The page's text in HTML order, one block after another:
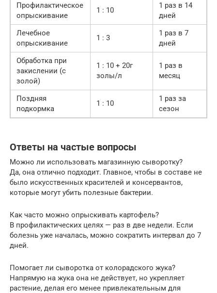
Профилактическое
опрыскивание
1 : 10
1 раз в 14
дней
Лечебное
опрыскивание
1 : 3
1 раз в 7
дней
Обработка при
закислении (с
золой)
1 : 10 + 20г
золы/л
1 раз в
месяц
Поздняя
подкормка
1 : 10
1 раз за
сезон
Ответы на частые вопросы
Можно ли использовать магазинную сыворотку?
Да, она отлично подходит. Главное, чтобы в составе не
было искусственных красителей и консервантов,
которые могут убить полезные бактерии.
Как часто можно опрыскивать картофель?
В профилактических целях — раз в две недели. Если
болезнь уже началась, можно сократить интервал до 7
дней.
Помогает ли сыворотка от колорадского жука?
Напрямую на жука она не действует, но укрепляет
растение, делая его менее привлекательным для